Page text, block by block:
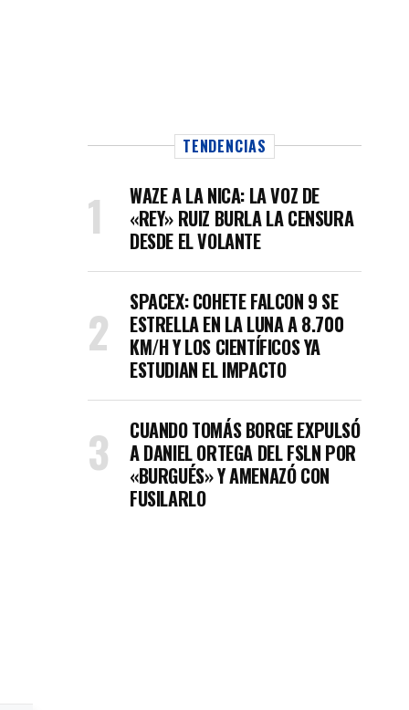
TENDENCIAS
WAZE A LA NICA: LA VOZ DE
«REY» RUIZ BURLA LA CENSURA
DESDE EL VOLANTE
SPACEX: COHETE FALCON 9 SE
ESTRELLA EN LA LUNA A 8.700
KM/H Y LOS CIENTÍFICOS YA
ESTUDIAN EL IMPACTO
CUANDO TOMÁS BORGE EXPULSÓ
A DANIEL ORTEGA DEL FSLN POR
«BURGUÉS» Y AMENAZÓ CON
FUSILARLO